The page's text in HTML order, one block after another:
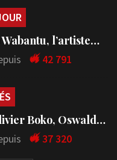
l’artiste…
42 791
Boko, Oswald…
37 320